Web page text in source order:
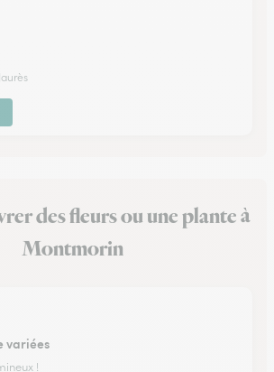
des fleurs ou une plante à
Montmorin
variées
!